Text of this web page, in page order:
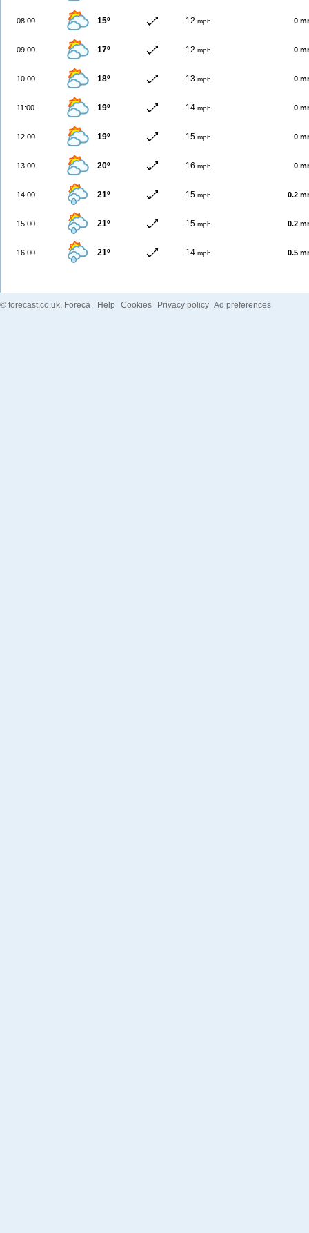
08:00 15º 12 mph 0
09:00 17º 12 mph 0
10:00 18º 13 mph 0
11:00 19º 14 mph 0
12:00 19º 15 mph 0
13:00 20º 16 mph 0
14:00 21º 15 mph 0.2
15:00 21º 15 mph 0.2
16:00 21º 14 mph 0.5
© forecast.co.uk , Foreca Help Cookies Privacy policy Ad preferences